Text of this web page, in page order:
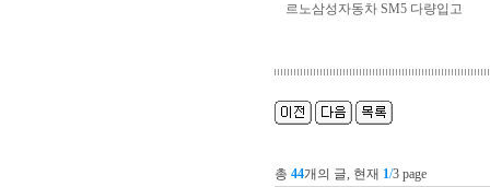
르노삼성자동차 SM5 다량입고
총 44개의 글, 현재 1/3 page